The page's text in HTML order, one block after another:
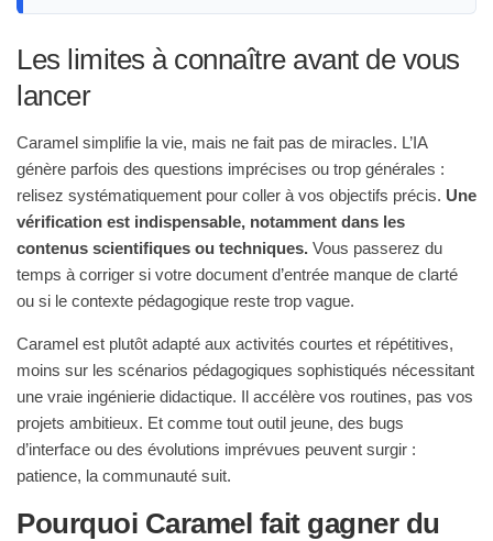
Les limites à connaître avant de vous
lancer
Caramel simplifie la vie, mais ne fait pas de miracles. L’IA
génère parfois des questions imprécises ou trop générales :
relisez systématiquement pour coller à vos objectifs précis. Une
vérification est indispensable, notamment dans les
contenus scientifiques ou techniques. Vous passerez du
temps à corriger si votre document d’entrée manque de clarté
ou si le contexte pédagogique reste trop vague.
Caramel est plutôt adapté aux activités courtes et répétitives,
moins sur les scénarios pédagogiques sophistiqués nécessitant
une vraie ingénierie didactique. Il accélère vos routines, pas vos
projets ambitieux. Et comme tout outil jeune, des bugs
d’interface ou des évolutions imprévues peuvent surgir :
patience, la communauté suit.
Pourquoi Caramel fait gagner du